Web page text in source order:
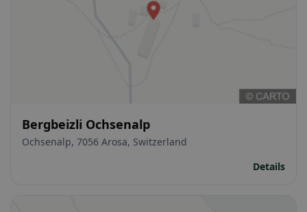
Bergbeizli Ochsenalp
Ochsenalp, 7056 Arosa, Switzerland
Details